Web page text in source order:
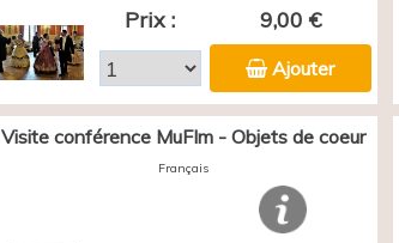
Prix : 9,00 €
Ajouter
Visite conférence MuFIm - Objets de coeur
Français